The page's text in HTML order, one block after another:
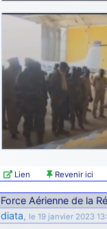
Lien Revenir ici
Force Aérienne de la
diata, le 19 janvier 2023